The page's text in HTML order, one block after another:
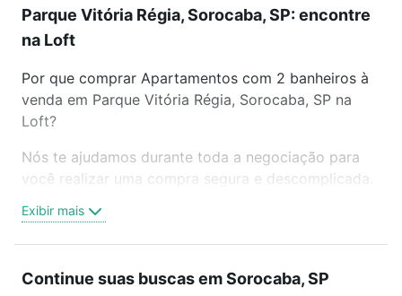
Parque Vitória Régia, Sorocaba, SP: encontre
na Loft
Por que comprar Apartamentos com 2 banheiros à
venda em Parque Vitória Régia, Sorocaba, SP na
Loft?
Nós te ajudamos durante toda a negociação para
você realizar uma compra segura e descomplicada.
trabalho e do metrô, aqui você vai encontrar a
oferta ideal de Apartamentos com 2 banheiros à
conquistar seu sonho. Agende uma visita presencial
Exibir mais
Continue suas buscas em Sorocaba, SP